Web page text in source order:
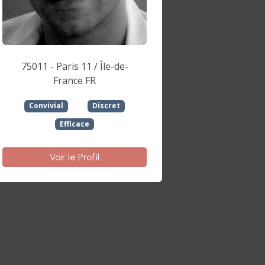
75011 - Paris 11 / Île-de-
France FR
Convivial
Discret
Efficace
Voir le Profil